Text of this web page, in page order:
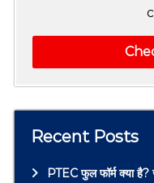
Recent Posts
PTEC फुल फॉर्म क्या है?